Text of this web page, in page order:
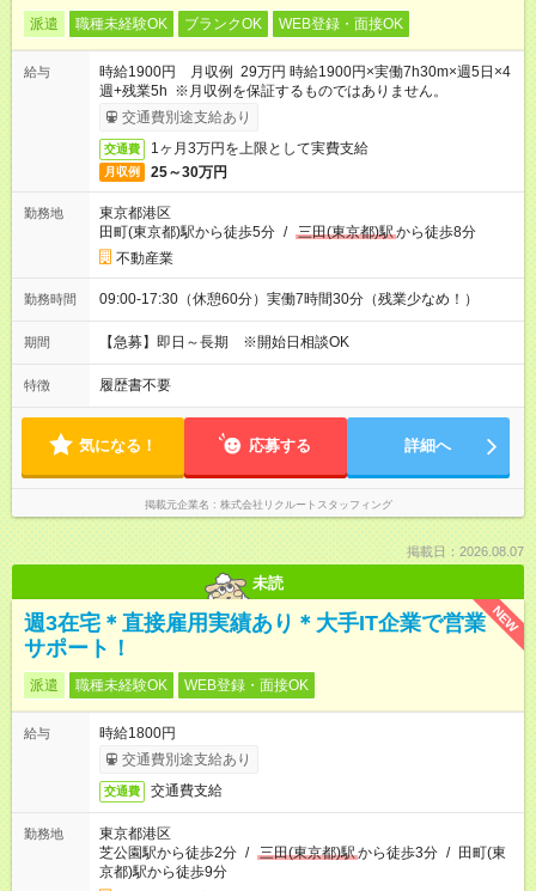
派遣 職種未経験OK ブランクOK WEB登録・面接OK
給与
時給1900円 月収例 29万円 時給1900円×実働7h30m×週5日×4
週+残業5h ※月収例を保証するものではありません。
交通費別途支給あり
交通費 1ヶ月3万円を上限として実費支給
月収例 25～30万円
勤務地
東京都港区
田町(東京都)駅から徒歩5分 / 三田(東京都)駅から徒歩8分
不動産業
勤務時間 09:00-17:30（休憩60分）実働7時間30分（残業少なめ！）
期間 【急募】即日～長期 ※開始日相談OK
特徴 履歴書不要
気になる！ 応募する 詳細へ
掲載元企業名 株式会社リクルートスタッフィング
掲載日：2026.08.07
未読
NEW
週3在宅＊直接雇用実績あり＊大手IT企業で営業
サポート！
派遣 職種未経験OK WEB登録・面接OK
給与
時給1800円
交通費別途支給あり
交通費 交通費支給
勤務地
東京都港区
芝公園駅から徒歩2分 / 三田(東京都)駅から徒歩3分 / 田町(東
京都)駅から徒歩9分